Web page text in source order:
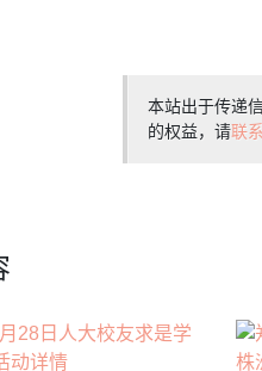
本站出于传递
的权益，请联